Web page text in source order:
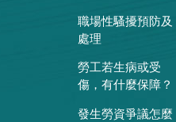
職場性騷擾預防及
處理
勞工若生病或受
傷，有什麼保障？
發生勞資爭議怎麼